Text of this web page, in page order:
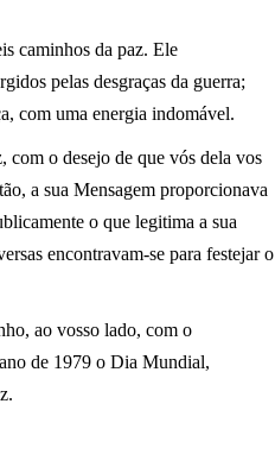
caminhos da paz. Ele
pelas desgraças da guerra;
com uma energia indomável.
com o desejo de que vós dela vos
a sua Mensagem proporcionava
o que legitima a sua
encontravam-se para festejar o
ao vosso lado, com o
de 1979 o Dia Mundial,